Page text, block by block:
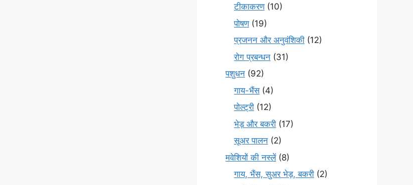
टीकाकरण(10)
पोषण(19)
प्रजनन और अनुवंशिकी (12)
रोग प्रबन्धन (31)
पशुधन (92)
गाय-भैंस(4)
पोल्ट्री (12)
भेड़ और बकरी (17)
सूअर पालन (2)
मवेशियों की नस्लें(8)
गाय, भैंस, सुअर भेड़, बकरी (2)